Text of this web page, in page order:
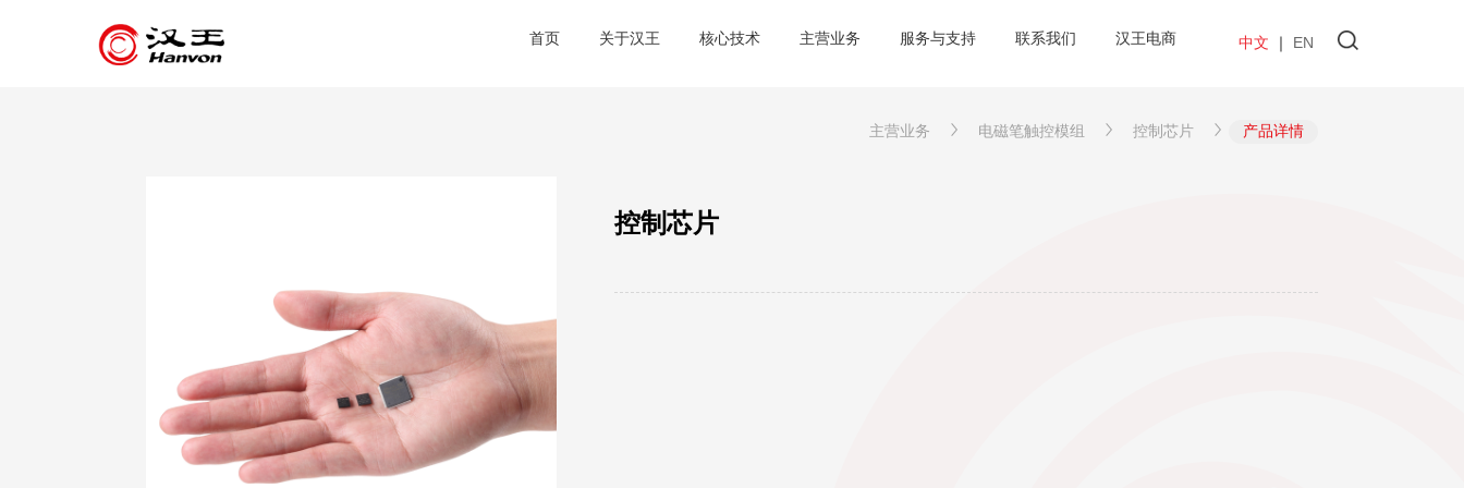
首页 关于汉王 核心技术 主营业务 服务与支持 联系我们 汉王电商 中文 ｜ EN
主营业务 电磁笔触控模组 控制芯片 产品详情
控制芯片